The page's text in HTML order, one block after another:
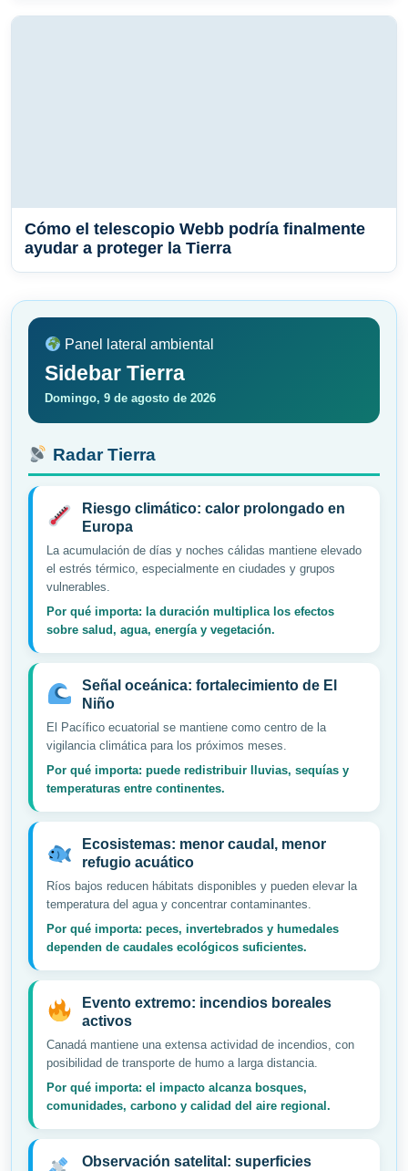
Cómo el telescopio Webb podría finalmente
ayudar a proteger la Tierra
Panel lateral ambiental
Sidebar Tierra
Domingo, 9 de agosto de 2026
Radar Tierra
Riesgo climático: calor prolongado en
Europa
La acumulación de días y noches cálidas mantiene elevado
el estrés térmico, especialmente en ciudades y grupos
vulnerables.
Por qué importa: la duración multiplica los efectos
sobre salud, agua, energía y vegetación.
Señal oceánica: fortalecimiento de El
Niño
El Pacífico ecuatorial se mantiene como centro de la
vigilancia climática para los próximos meses.
Por qué importa: puede redistribuir lluvias, sequías y
temperaturas entre continentes.
Ecosistemas: menor caudal, menor
refugio acuático
Ríos bajos reducen hábitats disponibles y pueden elevar la
temperatura del agua y concentrar contaminantes.
Por qué importa: peces, invertebrados y humedales
dependen de caudales ecológicos suficientes.
Evento extremo: incendios boreales
activos
Canadá mantiene una extensa actividad de incendios, con
posibilidad de transporte de humo a larga distancia.
Por qué importa: el impacto alcanza bosques,
comunidades, carbono y calidad del aire regional.
Observación satelital: superficies